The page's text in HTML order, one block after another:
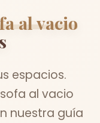
al vacio
espacios.
al vacio
nuestra guía